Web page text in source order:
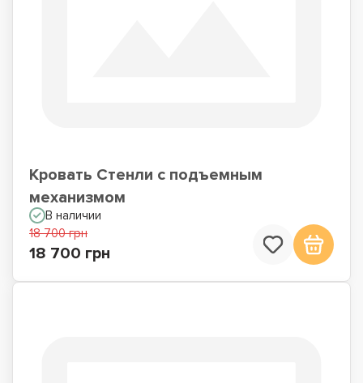
Кровать Стенли с подъемным
механизмом
В наличии
18 700 грн
18 700 грн